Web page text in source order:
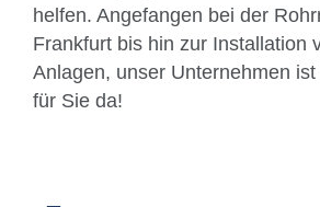
helfen. Angefangen bei der
Frankfurt bis hin zur Installation
Anlagen, unser Unternehmen ist
für Sie da!